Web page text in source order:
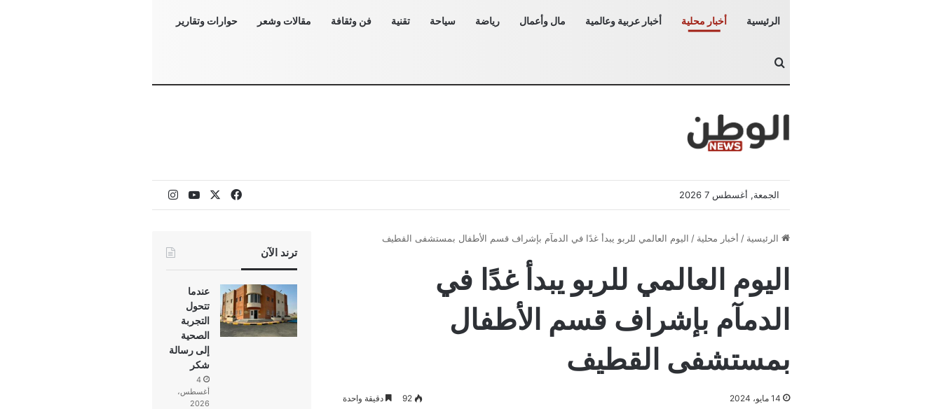
الرئيسية أخبار محلية أخبار عربية وعالمية مال وأعمال رياضة سياحة تقنية فن وثقافة مقالات وشعر حوارات وتقارير
بحث عن
الجمعة, أغسطس 7 2026 فيسبوك ‫YouTubeانستقرام
الرئيسية / أخبار محلية / اليوم العالمي للربو يبدأ غدًا في الدمآم بإشراف قسم الأطفال بمستشفى القطيف
اليوم العالمي للربو يبدأ غدًا في
الدمآم بإشراف قسم الأطفال
بمستشفى القطيف
14 مايو، 2024 92 دقيقة واحدة
ترند الآن
عندما
تتحول
التجربة
الصحية
إلى رسالة
شكر
4
أغسطس،
2026